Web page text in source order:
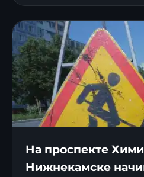
На проспекте
Нижнекамске